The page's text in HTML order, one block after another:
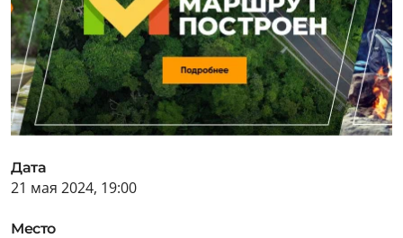
Дата
21 мая 2024, 19:00
Место